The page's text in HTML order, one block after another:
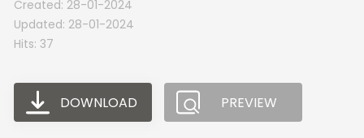
Created: 28-01-2024
Updated: 28-01-2024
Hits: 37
DOWNLOAD PREVIEW